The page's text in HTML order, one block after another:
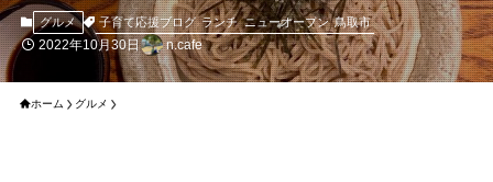
グルメ 子育て応援ブログ ランチ ニューオープン 鳥取市
2022年10月30日 n.cafe
ホーム グルメ